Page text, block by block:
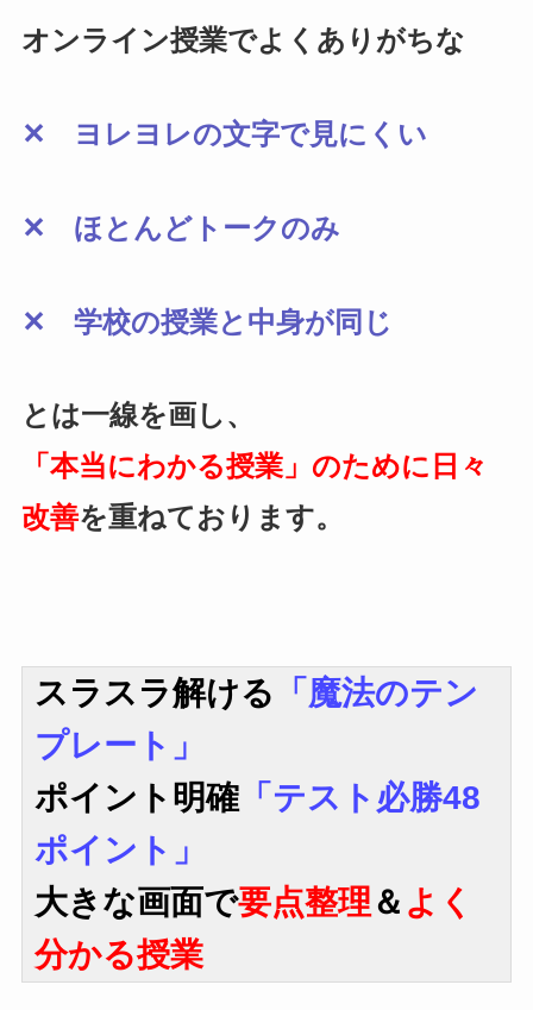
オンライン授業でよくありがちな
✕ ヨレヨレの文字で見にくい
✕ ほとんどトークのみ
✕ 学校の授業と中身が同じ
とは一線を画し、
「本当にわかる授業」のために日々
改善を重ねております。
スラスラ解ける 「魔法のテン
プレート」
ポイント明確「テスト必勝48
ポイント」
大きな画面で要点整理＆ よく
分かる授業